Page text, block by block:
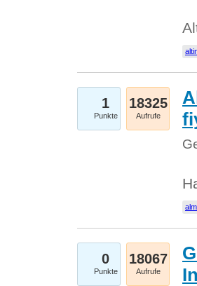
1
Punkte
18325
Aufrufe
0
Punkte
18067
Aufrufe